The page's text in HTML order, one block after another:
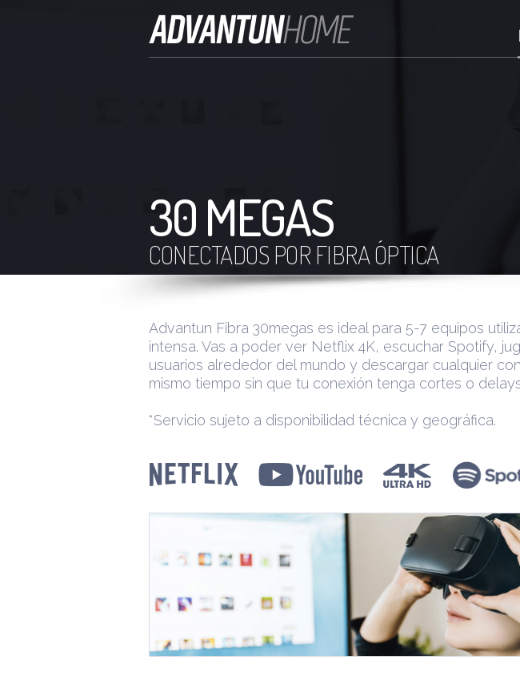
30 MEGAS
CONECTADOS POR FIBRA ÓPTICA
Advantun Fibra 30megas es ideal para 5-7 equipos
intensa. Vas a poder ver Netflix 4K, escuchar Spotify,
usuarios alrededor del mundo y descargar cualquier
mismo tiempo sin que tu conexión tenga cortes o
*Servicio sujeto a disponibilidad técnica y geográfica.